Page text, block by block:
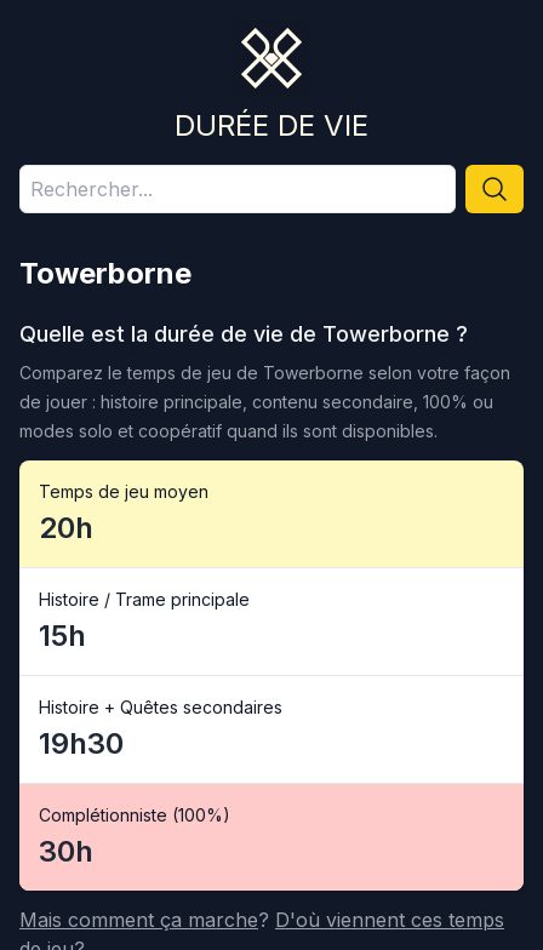
DURÉE DE VIE
Towerborne
Quelle est la durée de vie de Towerborne ?
Comparez le temps de jeu de Towerborne selon votre façon
de jouer : histoire principale, contenu secondaire, 100% ou
modes solo et coopératif quand ils sont disponibles.
Temps de jeu moyen
20h
Histoire / Trame principale
15h
Histoire + Quêtes secondaires
19h30
Complétionniste (100%)
30h
Mais comment ça marche? D'où viennent ces temps